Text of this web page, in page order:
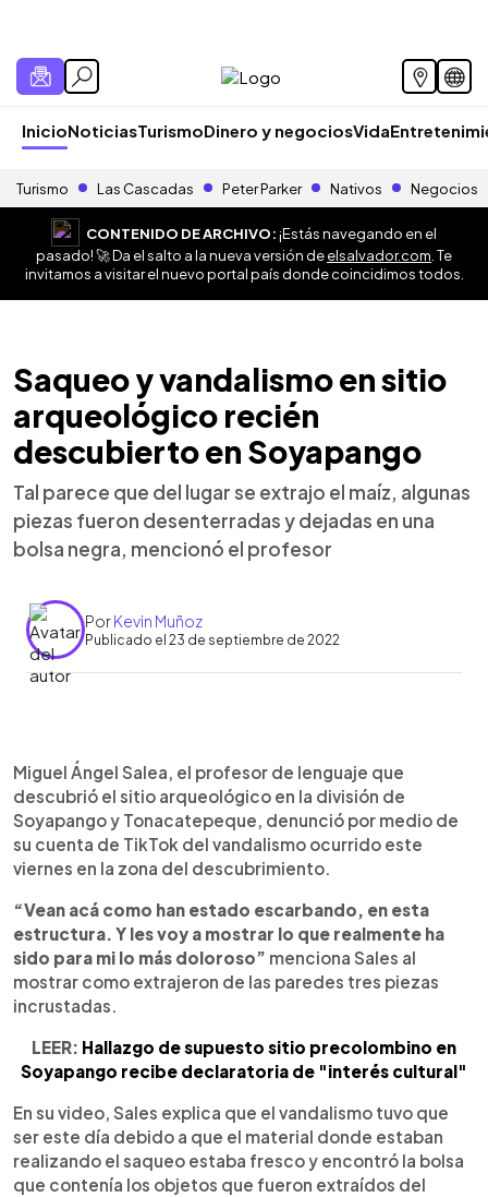
InicioNoticiasTurismoDinero y negociosVida
Turismo Las Cascadas Peter Parker Nativos Negocios
CONTENIDO DE ARCHIVO:¡Estás navegando en el
pasado! 🚀 Da el salto a la nueva versión deelsalvador.com . Te
invitamos a visitar el nuevo portal país donde coincidimos todos.
Saqueo y vandalismo en sitio
arqueológico recién
descubierto en Soyapango
Tal parece que del lugar se extrajo el maíz, algunas
piezas fueron desenterradas y dejadas en una
bolsa negra, mencionó el profesor
PorKevin Muñoz
Publicado el 23 de septiembre de 2022
► Escuchar artículo
Miguel Ángel Salea, el profesor de lenguaje que
descubrió el sitio arqueológico en la división de
Soyapango y Tonacatepeque, denunció por medio de
su cuenta de TikTok del vandalismo ocurrido este
viernes en la zona del descubrimiento.
“Vean acá como han estado escarbando, en esta
estructura. Y les voy a mostrar lo que realmente ha
sido para mi lo más doloroso” menciona Sales al
mostrar como extrajeron de las paredes tres piezas
incrustadas.
LEER: Hallazgo de supuesto sitio precolombino en
Soyapango recibe declaratoria de "interés cultural"
En su video, Sales explica que el vandalismo tuvo que
ser este día debido a que el material donde estaban
realizando el saqueo estaba fresco y encontró la bolsa
que contenía los objetos que fueron extraídos del